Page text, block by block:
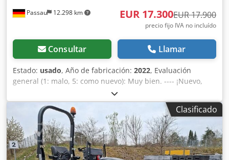
Passau 12.298 km EUR 17.300EUR 17.900
precio fijo IVA no incluído
Consultar Llamar
Estado: usado, Año de fabricación: 2022, Evaluación
general (1: malo, 5: como nuevo): Muy bien. ---- ¡Nuevo,
cumple con las normas de seguridad! Dcedszkzzhspfx Al
Rsk
Clasificado